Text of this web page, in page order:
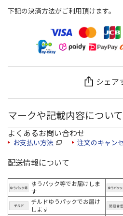
下記の決済方法がご利用頂けます。
シェア
マークや記載内容について
よくあるお問い合わせ
お支払い方法 注文のキャン
配送情報について
ゆうパック等でお届けしま
す
チルドゆうパックでお届け
します